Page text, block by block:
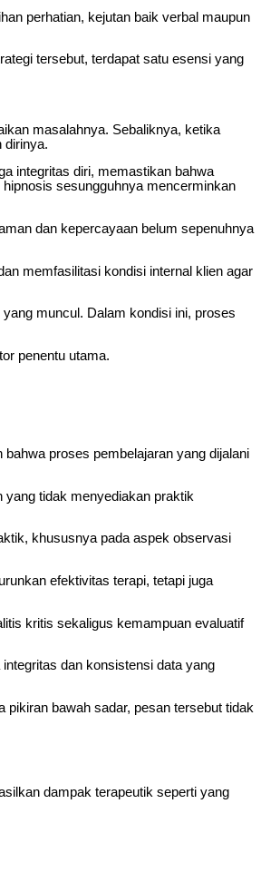
perhatian, kejutan baik verbal maupun
tersebut, terdapat satu esensi yang
masalahnya. Sebaliknya, ketika
dirinya.
integritas diri, memastikan bahwa
sesungguhnya mencerminkan
dan kepercayaan belum sepenuhnya
memfasilitasi kondisi internal klien agar
muncul. Dalam kondisi ini, proses
penentu utama.
proses pembelajaran yang dijalani
yang tidak menyediakan praktik
khususnya pada aspek observasi
efektivitas terapi, tetapi juga
kritis sekaligus kemampuan evaluatif
dan konsistensi data yang
pikiran bawah sadar, pesan tersebut tidak
dampak terapeutik seperti yang